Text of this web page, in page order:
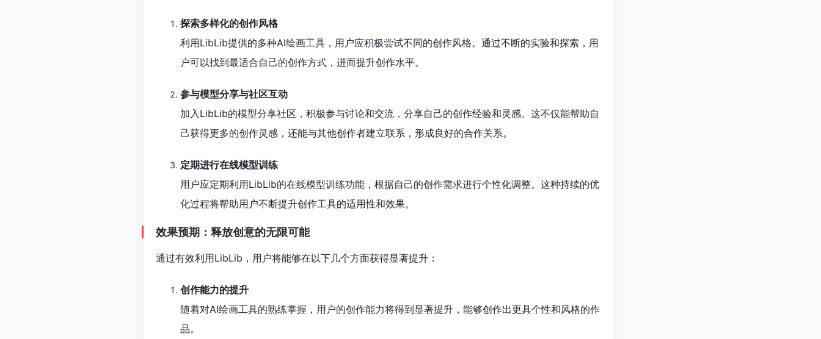
探索多样化的创作风格
利用LibLib提供的多种AI绘画工具，用户应积极尝试不同的创作风格。通过不断的实验和探索，用
户可以找到最适合自己的创作方式，进而提升创作水平。
参与模型分享与社区互动
加入LibLib的模型分享社区，积极参与讨论和交流，分享自己的创作经验和灵感。这不仅能帮助自
己获得更多的创作灵感，还能与其他创作者建立联系，形成良好的合作关系。
定期进行在线模型训练
用户应定期利用LibLib的在线模型训练功能，根据自己的创作需求进行个性化调整。这种持续的优
化过程将帮助用户不断提升创作工具的适用性和效果。
效果预期：释放创意的无限可能
通过有效利用LibLib，用户将能够在以下几个方面获得显著提升：
创作能力的提升
随着对AI绘画工具的熟练掌握，用户的创作能力将得到显著提升，能够创作出更具个性和风格的作
品。